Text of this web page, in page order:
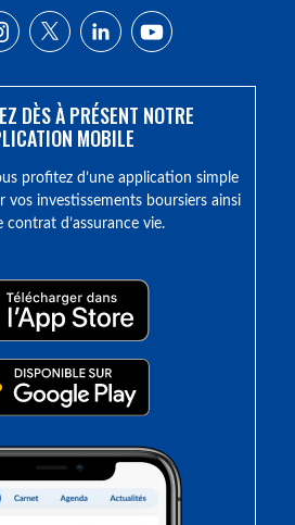
DÈS À PRÉSENT NOTRE
MOBILE
profitez d’une application simple
vos investissements boursiers ainsi
contrat d’assurance vie.